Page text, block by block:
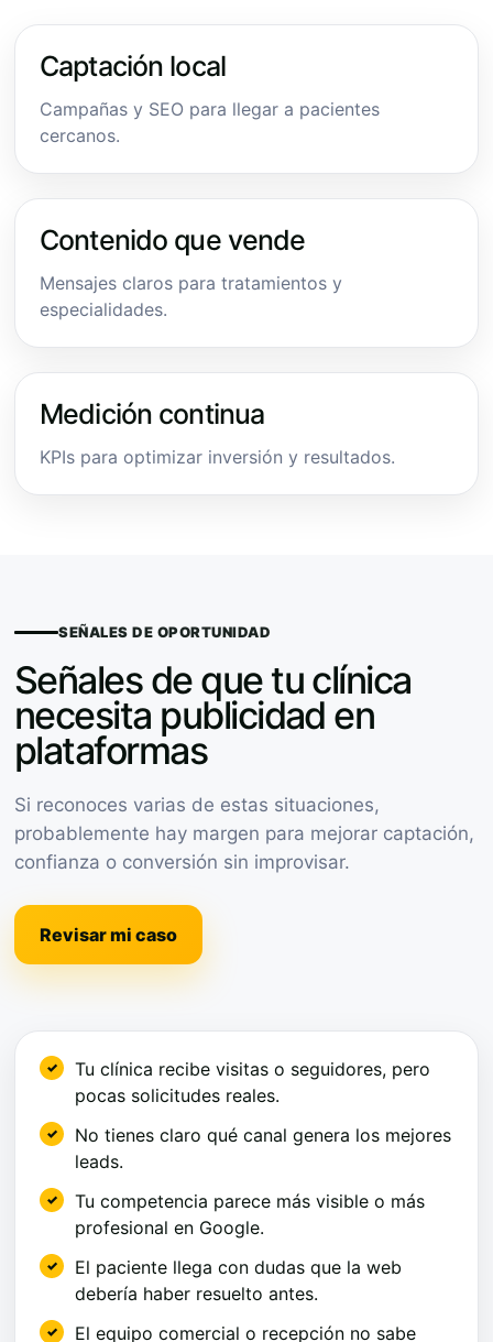
Captación local
Campañas y SEO para llegar a pacientes
cercanos.
Contenido que vende
Mensajes claros para tratamientos y
especialidades.
Medición continua
KPIs para optimizar inversión y resultados.
SEÑALES DE OPORTUNIDAD
Señales de que tu clínica
necesita publicidad en
plataformas
Si reconoces varias de estas situaciones,
probablemente hay margen para mejorar captación,
confianza o conversión sin improvisar.
Revisar mi caso
Tu clínica recibe visitas o seguidores, pero
pocas solicitudes reales.
No tienes claro qué canal genera los mejores
leads.
Tu competencia parece más visible o más
profesional en Google.
El paciente llega con dudas que la web
debería haber resuelto antes.
El equipo comercial o recepción no sabe